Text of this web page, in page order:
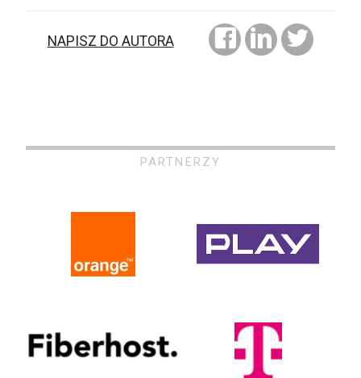
NAPISZ DO AUTORA
PARTNERZY